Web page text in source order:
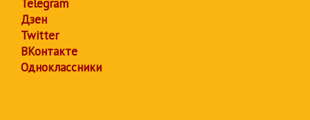
Telegram
Дзен
Twitter
ВКонтакте
Одноклассники